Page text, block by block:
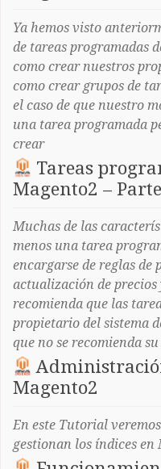
Ya hemos visto
de tareas programadas
como crear nuestros
como crear grupos de
el caso de que nuestro
una tarea programada
crear
Tareas
Magento2 –
Muchas de las
menos una tarea
encargarse de reglas de
actualización de
recomienda que las
propietario del sistema
que no se recomienda su
Magento2
En este Tutorial
gestionan los índices en